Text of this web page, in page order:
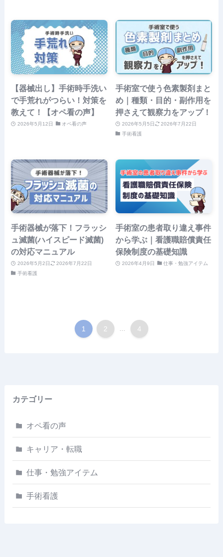
【器械出し】手術時手洗い
で手荒れがつらい！対策を
教えて！【オペ看の声】
2026年5月12日 オペ看の声
手術室で使う色素製剤まと
め｜種類・目的・副作用を
押さえて観察力をアップ！
2026年5月5日
2026年7月22日
手術看護
手術器械が落下！フラッシ
ュ滅菌(ハイスピード滅菌)
の対応マニュアル
2026年5月2日
2026年7月22日
手術看護
手術室の患者取り違え事件
から学ぶ｜看護職賠償責任
保険制度の基礎知識
2026年4月9日 仕事・勉強アイテム
1 2 ... 4
カテゴリー
オペ看の声
キャリア・転職
仕事・勉強アイテム
手術看護